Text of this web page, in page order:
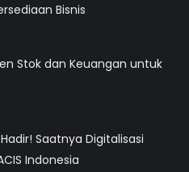
Bisnis
Stok dan Keuangan untuk
Saatnya Digitalisasi
Indonesia